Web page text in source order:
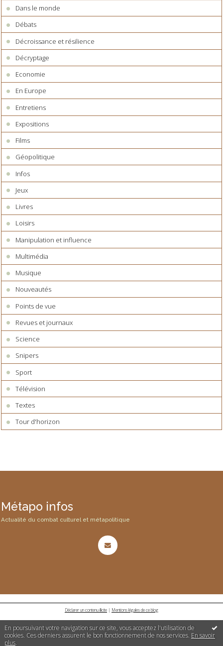
En poursuivant votre navigation sur ce site, vous acceptez l'utilisation de
cookies. Ces derniers assurent le bon fonctionnement de nos services. En savoir
plus.
Dans le monde
Débats
Décroissance et résilience
Décryptage
Economie
En Europe
Entretiens
Expositions
Films
Géopolitique
Infos
Jeux
Livres
Loisirs
Manipulation et influence
Multimédia
Musique
Nouveautés
Points de vue
Revues et journaux
Science
Snipers
Sport
Télévision
Textes
Tour d'horizon
Métapo infos
Actualité du combat culturel et métapolitique
Déclarer un contenu illicite | Mentions légales de ce blog